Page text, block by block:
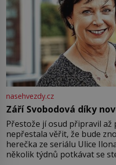
nasehvezdy.cz
Září Svobodová díky
Přestože jí osud připravil
nepřestala věřit, že bude znovu
herečka ze seriálu Ulice
několik týdnů potkávat se